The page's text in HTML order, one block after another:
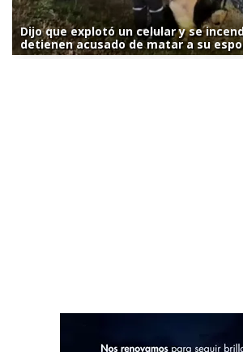
Dijo que explotó un celular y se
detienen acusado de matar a su